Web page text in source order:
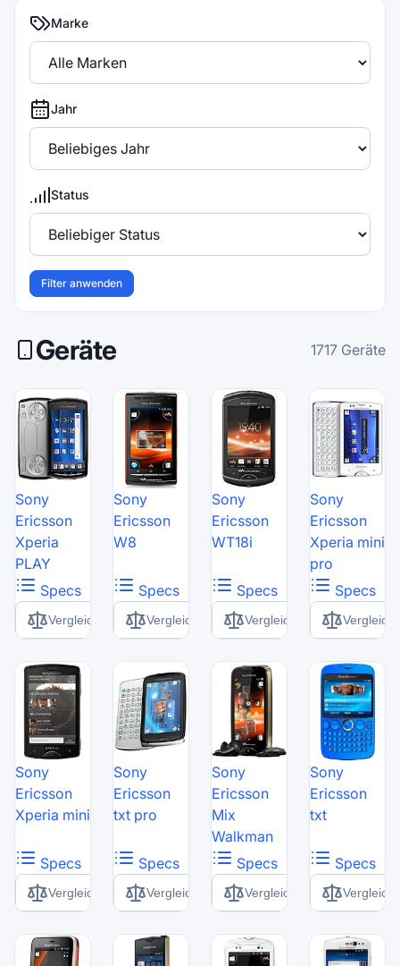
Marke
Jahr
Status
Filter anwenden
Geräte 1717 Geräte
Sony
Ericsson
Xperia
PLAY
Specs
Vergleich
Sony
Ericsson
W8
Specs
Vergleich
Sony
Ericsson
WT18i
Specs
Vergleich
Sony
Ericsson
Xperia mini
pro
Specs
Vergleich
Sony
Ericsson
Xperia mini
Specs
Vergleich
Sony
Ericsson
txt pro
Specs
Vergleich
Sony
Ericsson
Mix
Walkman
Specs
Vergleich
Sony
Ericsson
txt
Specs
Vergleich